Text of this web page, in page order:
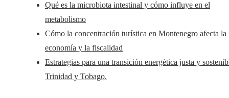
Qué es la microbiota intestinal y cómo influye en el
metabolismo
Cómo la concentración turística en Montenegro afecta la
economía y la fiscalidad
Estrategias para una transición energética justa y
Trinidad y Tobago.